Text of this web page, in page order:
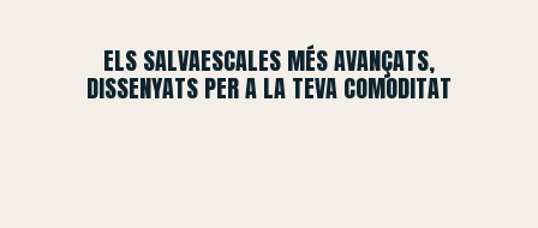
ELS SALVAESCALES MÉS AVANÇATS,
DISSENYATS PER A LA TEVA COMODITAT